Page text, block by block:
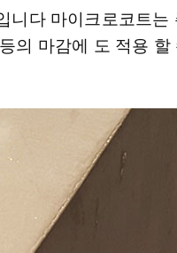
니다 마이크로코트
마감에 도 적용